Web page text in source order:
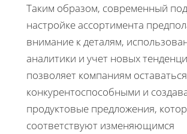
Таким образом, современный
настройке ассортимента
внимание к деталям,
аналитики и учет новых
позволяет компаниям оставаться
конкурентоспособными и
продуктовые предложения,
соответствуют изменяющимся